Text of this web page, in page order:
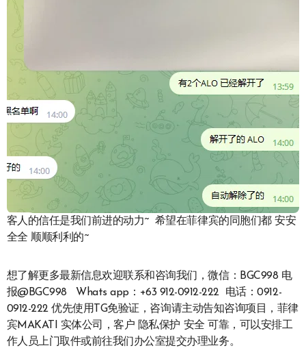
客人的信任是我们前进的动力~ 希望在菲律宾的同胞们都 安安
全全 顺顺利利的~
想了解更多最新信息欢迎联系和咨询我们，微信：BGC998 电
报@BGC998 Whats app：+63 912-0912-222 电话：0912-
0912-222 优先使用TG免验证，咨询请主动告知咨询项目，菲律
宾MAKATI 实体公司，客户 隐私保护 安全 可靠，可以安排工
作人员上门取件或前往我们办公室提交办理业务。